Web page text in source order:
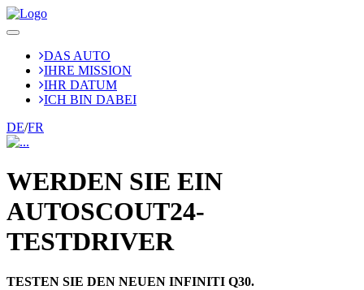
DAS AUTO
IHRE MISSION
IHR DATUM
ICH BIN DABEI
DE/FR
WERDEN SIE EIN
AUTOSCOUT24-
TESTDRIVER
TESTEN SIE DEN NEUEN INFINITI Q30.